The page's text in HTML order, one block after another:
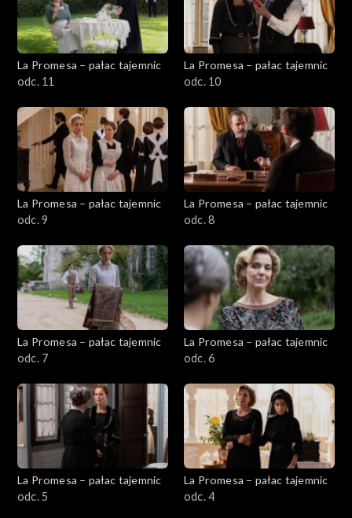
La Promesa – pałac tajemnic
odc. 11
La Promesa – pałac tajemnic
odc. 10
La Promesa – pałac tajemnic
odc. 9
La Promesa – pałac tajemnic
odc. 8
La Promesa – pałac tajemnic
odc. 7
La Promesa – pałac tajemnic
odc. 6
La Promesa – pałac tajemnic
odc. 5
La Promesa – pałac tajemnic
odc. 4